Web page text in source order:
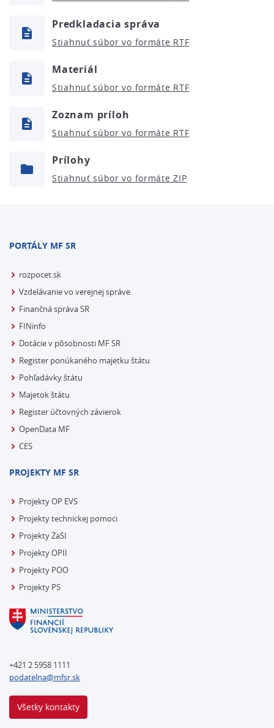
Predkladacia správa
Stiahnuť súbor vo formáte
Materiál
Stiahnuť súbor vo formáte
Zoznam príloh
Stiahnuť súbor vo formáte
Prílohy
Stiahnuť súbor vo formáte
PORTÁLY MF SR
rozpocet.sk
Vzdelávanie vo verejnej správe
Finančná správa SR
FINinfo
Dotácie v pôsobnosti MF SR
Register ponúkaného majetku štátu
Pohľadávky štátu
Majetok štátu
Register účtovných závierok
OpenData MF
CES
PROJEKTY MF SR
Projekty OP EVS
Projekty technickej pomoci
Projekty ZaSI
Projekty OPII
Projekty POO
Projekty PS
+421 2 5958 1111
podatelna@mfsr.sk
Všetky kontakty